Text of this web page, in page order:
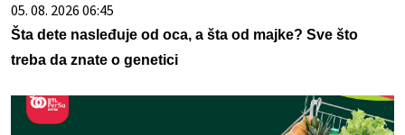
05. 08. 2026 06:45
Šta dete nasleđuje od oca, a šta od majke? Sve što
treba da znate o genetici